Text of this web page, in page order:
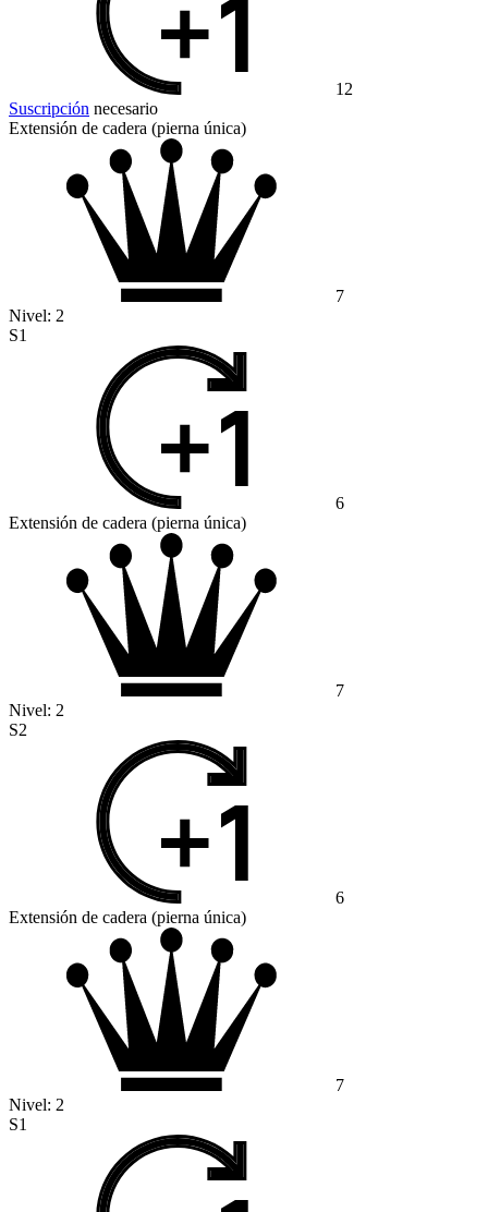
12
Suscripción necesario
Extensión de cadera (pierna única)
7
Nivel: 2
S1
6
Extensión de cadera (pierna única)
7
Nivel: 2
S2
6
Extensión de cadera (pierna única)
7
Nivel: 2
S1